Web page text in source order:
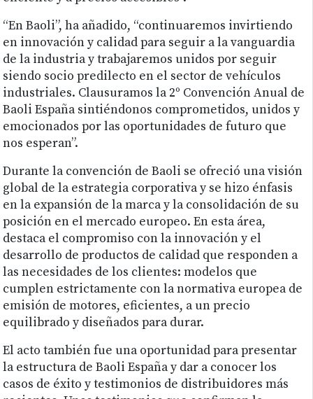
“En Baoli”, ha añadido, “continuaremos invirtiendo
en innovación y calidad para seguir a la vanguardia
de la industria y trabajaremos unidos por seguir
siendo socio predilecto en el sector de vehículos
industriales. Clausuramos la 2º Convención Anual de
Baoli España sintiéndonos comprometidos, unidos y
emocionados por las oportunidades de futuro que
nos esperan”.
Durante la convención de Baoli se ofreció una visión
global de la estrategia corporativa y se hizo énfasis
en la expansión de la marca y la consolidación de su
posición en el mercado europeo. En esta área,
destaca el compromiso con la innovación y el
desarrollo de productos de calidad que responden a
las necesidades de los clientes: modelos que
cumplen estrictamente con la normativa europea de
emisión de motores, eficientes, a un precio
equilibrado y diseñados para durar.
El acto también fue una oportunidad para presentar
la estructura de Baoli España y dar a conocer los
casos de éxito y testimonios de distribuidores más